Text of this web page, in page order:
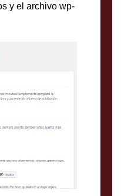
y el archivo wp-